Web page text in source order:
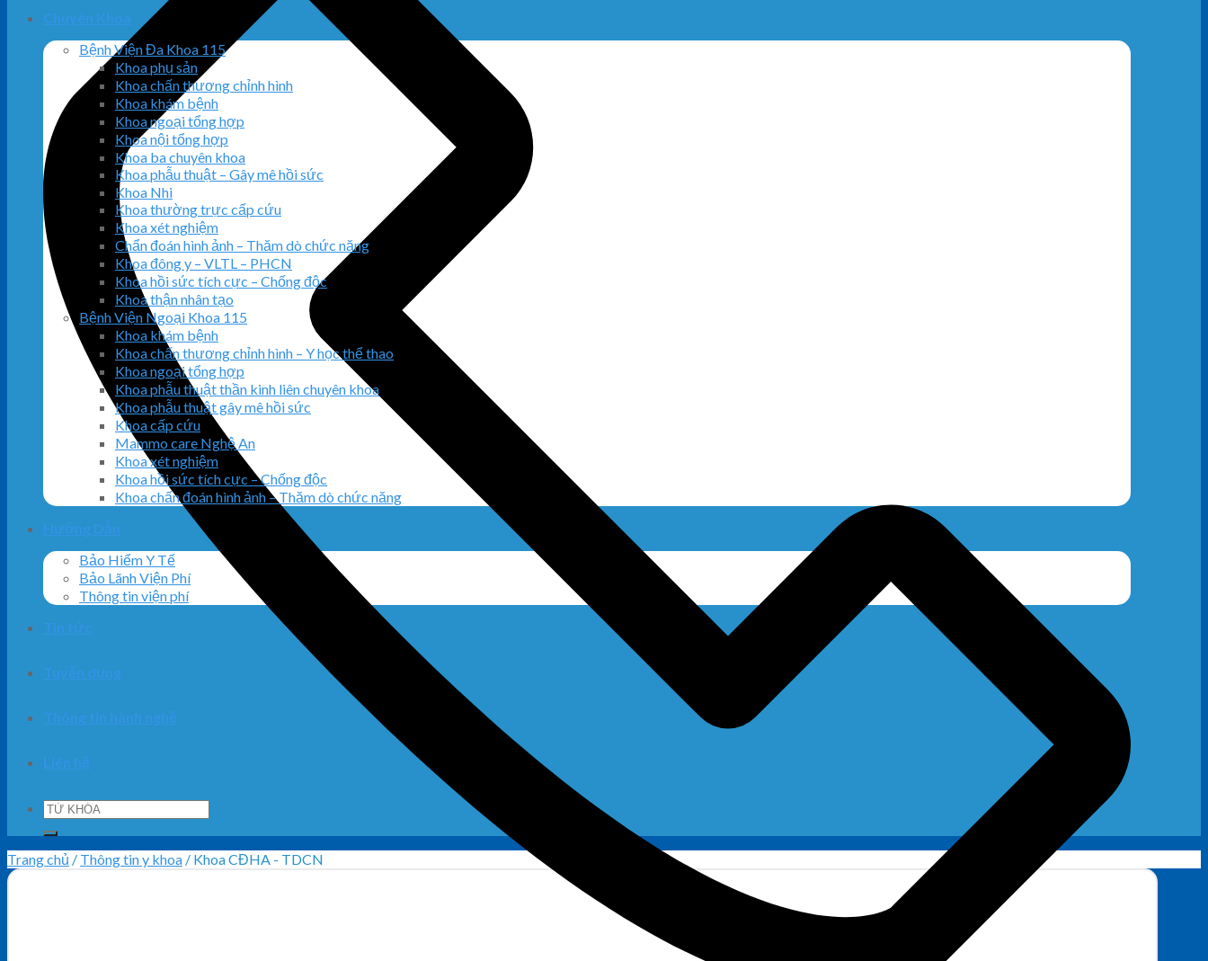
Chuyên Khoa
Bệnh Viện Đa Khoa 115
Khoa phụ sản
Khoa chấn thương chỉnh hình
Khoa khám bệnh
Khoa ngoại tổng hợp
Khoa nội tổng hợp
Khoa ba chuyên khoa
Khoa phẫu thuật – Gây mê hồi sức
Khoa Nhi
Khoa thường trực cấp cứu
Khoa xét nghiệm
Chẩn đoán hình ảnh – Thăm dò chức năng
Khoa đông y – VLTL – PHCN
Khoa hồi sức tích cực – Chống độc
Khoa thận nhân tạo
Bệnh Viện Ngoại Khoa 115
Khoa khám bệnh
Khoa chấn thương chỉnh hình – Y học thể thao
Khoa ngoại tổng hợp
Khoa phẫu thuật thần kinh liên chuyên khoa
Khoa phẫu thuật gây mê hồi sức
Khoa cấp cứu
Mammo care Nghệ An
Khoa xét nghiệm
Khoa hồi sức tích cực – Chống độc
Khoa chấn đoán hình ảnh – Thăm dò chức năng
Hướng Dẫn
Bảo Hiểm Y Tế
Bảo Lãnh Viện Phí
Thông tin viện phí
Tin tức
Tuyển dụng
Thông tin hành nghề
Liên hệ
Trang chủ / Thông tin y khoa / Khoa CĐHA - TDCN